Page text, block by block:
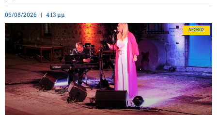
06/08/2026 4:13 μμ
ΛΈΣΒΟΣ